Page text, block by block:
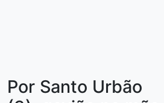
Por Santo Urbão